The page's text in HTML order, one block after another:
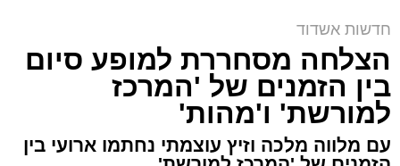
תגים:משטרה
פעילות מהירה וממוקדת של שוטרי תחנת אשדוד
הובילה הלילה למעצרם של חמישה חשודים
במעורבותבאירוע ירי פלילי שהתרחש בעיר,
ושבמהלכו נפצע עבריין מוכר באורח קל עד בינוני.
חדשות אשדוד
הצלחה מסחררת למופע סיום
בין הזמנים של 'המרכז
למורשת' ו'מהות'
עם מלווה מלכה וזיץ עוצמתי נחתמו ארועי בין